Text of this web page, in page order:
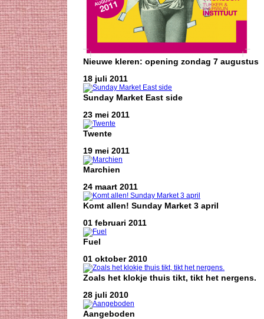
Nieuwe kleren: opening zondag 7 augustus
18 juli 2011
Sunday Market East side
23 mei 2011
Twente
19 mei 2011
Marchien
24 maart 2011
Komt allen! Sunday Market 3 april
01 februari 2011
Fuel
01 oktober 2010
Zoals het klokje thuis tikt, tikt het nergens.
28 juli 2010
Aangeboden